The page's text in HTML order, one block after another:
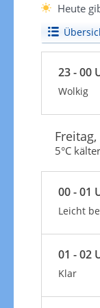
Heute
23 - 00
Wolkig
5°C
00 - 01
Leicht
01 - 02
Klar